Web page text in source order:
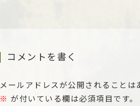
コメントを書く
メールアドレスが公開されることは
※ が付いている欄は必須項目です。